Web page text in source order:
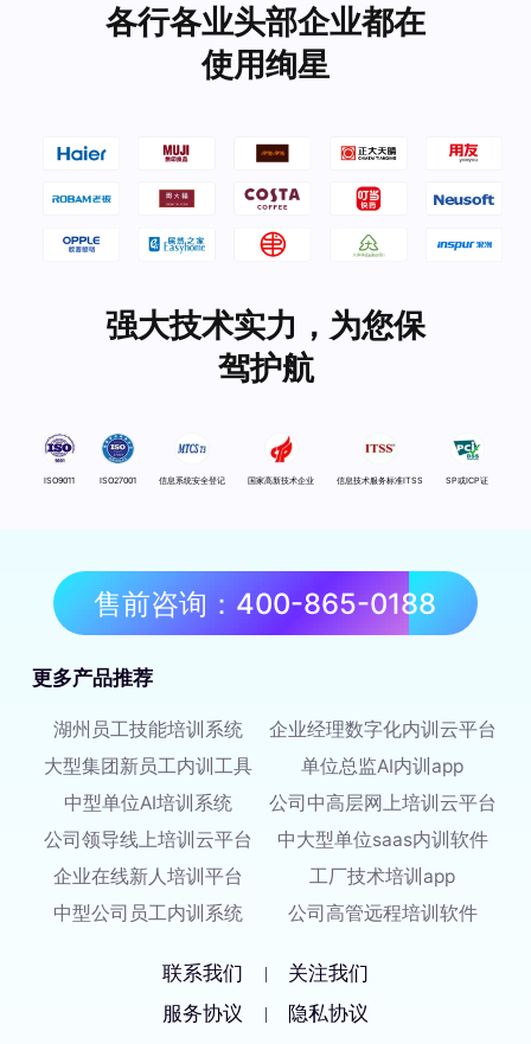
各行各业头部企业都在
使用绚星
强大技术实力，为您保
驾护航
ISO9011 ISO27001 信息系统安全登记 国家高新技术企业 信息技术服务标准ITSS SP或ICP证
售前咨询：400-865-0188
更多产品推荐
湖州员工技能培训系统
企业经理数字化内训云平台
大型集团新员工内训工具
单位总监AI内训app
中型单位AI培训系统
公司中高层网上培训云平台
公司领导线上培训云平台
中大型单位saas内训软件
企业在线新人培训平台
工厂技术培训app
中型公司员工内训系统
公司高管远程培训软件
联系我们 |
关注我们
服务协议
| 隐私协议